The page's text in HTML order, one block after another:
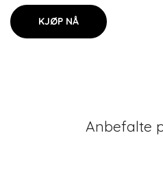
KJØP NÅ
Anbefalte